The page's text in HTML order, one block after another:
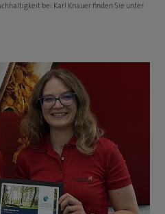
bei Karl Knauer finden Sie unter